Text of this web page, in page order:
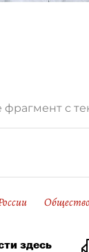
с
Общество
здесь